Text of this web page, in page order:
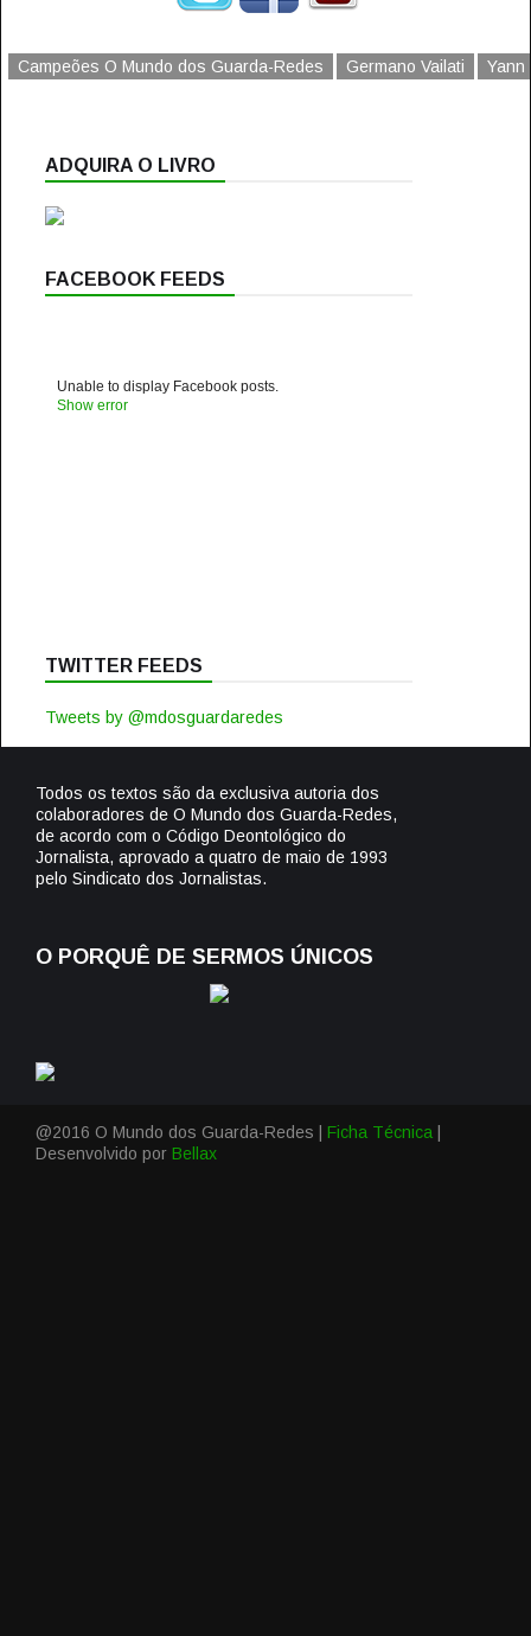
Campeões O Mundo dos Guarda-Redes Germano Vailati Yann
ADQUIRA O LIVRO
FACEBOOK FEEDS
Unable to display Facebook posts.
Show error
TWITTER FEEDS
Tweets by @mdosguardaredes
Todos os textos são da exclusiva autoria dos
colaboradores de O Mundo dos Guarda-Redes,
de acordo com o Código Deontológico do
Jornalista, aprovado a quatro de maio de 1993
pelo Sindicato dos Jornalistas.
O PORQUÊ DE SERMOS ÚNICOS
@2016 O Mundo dos Guarda-Redes | Ficha Técnica
Desenvolvido por Bellax